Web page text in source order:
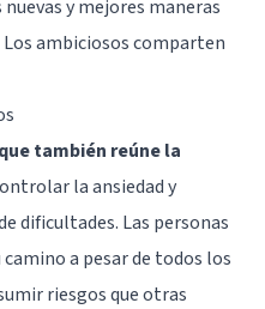
y mejores maneras
ambiciosos comparten
también reúne la
la ansiedady
dificultades. Las personas
a pesar de todos los
riesgos que otras